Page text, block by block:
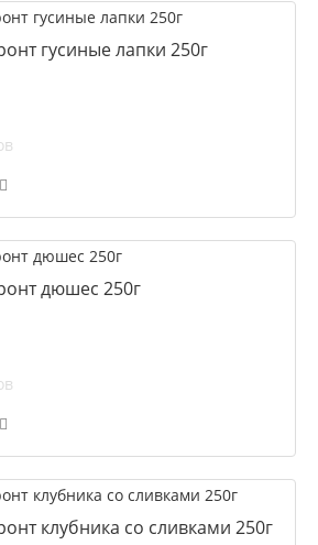
гусиные лапки 250г
дюшес 250г
клубника со сливками 250г